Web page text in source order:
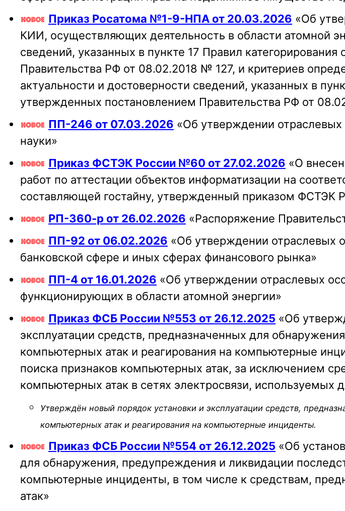
Приказ Росатома №1-9-НПА от 20.03.2026 «Об
КИИ, осуществляющих деятельность в области атомной
сведений, указанных в пункте 17 Правил
Правительства РФ от 08.02.2018 № 127, и критериев
актуальности и достоверности сведений, указанных в
утвержденных постановлением Правительства РФ от
ПП-246 от 07.03.2026 «Об утверждении отраслевых
науки»
Приказ ФСТЭК России №60 от 27.02.2026 «О
работ по аттестации объектов информатизации на
составляющей гостайну, утвержденный приказом ФСТЭК
РП-360-р от 26.02.2026 «Распоряжение
ПП-92 от 06.02.2026 «Об утверждении отраслевых
банковской сфере и иных сферах финансового рынка»
ПП-4 от 16.01.2026 «Об утверждении отраслевых
функционирующих в области атомной энергии»
Приказ ФСБ России №553 от 26.12.2025 «Об
эксплуатации средств, предназначенных для
компьютерных атак и реагирования на компьютерные
поиска признаков компьютерных атак, за исключением
компьютерных атак в сетях электросвязи, используемых
Утверждён новый порядок установки и эксплуатации средств,
компьютерных атак и реагирования на компьютерные инциденты.
Приказ ФСБ России №554 от 26.12.2025 «Об
для обнаружения, предупреждения и ликвидации
компьютерные инциденты, в том числе к средствам,
атак»